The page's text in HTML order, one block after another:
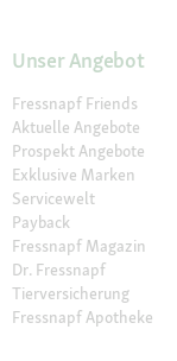
Unser Angebot
Fressnapf Friends
Aktuelle Angebote
Prospekt Angebote
Exklusive Marken
Servicewelt
Payback
Fressnapf Magazin
Dr. Fressnapf
Tierversicherung
Fressnapf Apotheke